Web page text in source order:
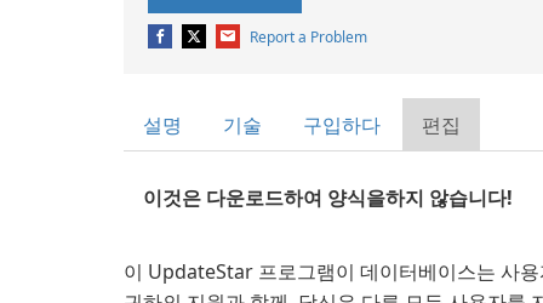
Report a Problem
설명 기술 구입하다 편집
이것은 다운로드하여 양식을하지 않습니다!
이 UpdateStar 프로그램이 데이터베이스는 사